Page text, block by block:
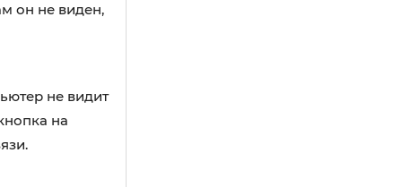
он не виден,
не видит
на